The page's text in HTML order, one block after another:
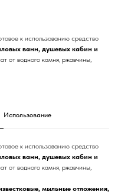
к использованию средство
ванн, душевых кабин и
от водного камня, ржавчины,
Использование
к использованию средство
ванн, душевых кабин и
от водного камня, ржавчины,
мыльные отложения,